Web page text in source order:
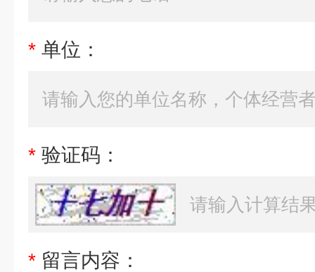
* 单位：
* 验证码：
* 留言内容：